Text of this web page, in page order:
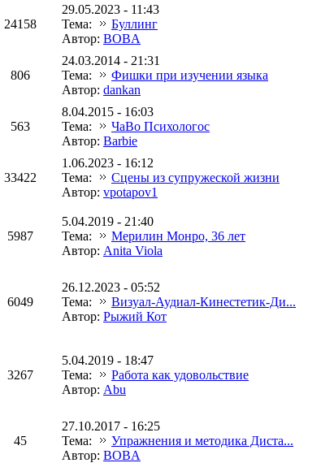
24158
29.05.2023 - 11:43
Тема:
Буллинг
Автор: BOBA
806
24.03.2014 - 21:31
Тема:
Фишки при изучении языка
Автор: dankan
563
8.04.2015 - 16:03
Тема:
ЧаВо Психологос
Автор: Barbie
33422
1.06.2023 - 16:12
Тема:
Сцены из супружеской жизни
Автор: vpotapov1
5987
5.04.2019 - 21:40
Тема:
Мерилин Монро, 36 лет
Автор: Anita Viola
6049
26.12.2023 - 05:52
Тема:
Визуал-Аудиал-Кинестетик-Ди...
Автор: Рыжий Кот
3267
5.04.2019 - 18:47
Тема:
Работа как удовольствие
Автор: Abu
45
27.10.2017 - 16:25
Тема:
Упражнения и методика Диста...
Автор: BOBA